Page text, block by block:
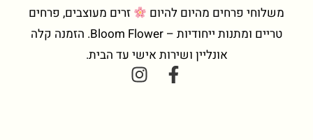
משלוחי פרחים מהיום להיום
זרים מעוצבים, פרחים
טריים ומתנות ייחודיות – Bloom Flower. הזמנה קלה
אונליין ושירות אישי עד הבית.